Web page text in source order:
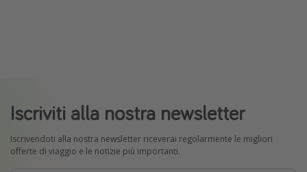
Iscriviti alla nostra newsletter
Iscrivendoti alla nostra newsletter riceverai regolarmente le migliori
offerte di viaggio e le notizie più importanti.